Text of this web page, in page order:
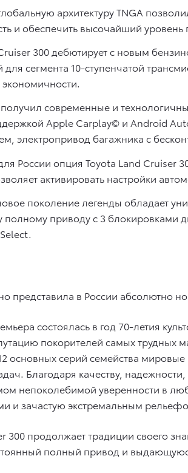
архитектуру TNGA
и обеспечить высочайший уровень
300 дебютирует с новым
для сегмента 10-ступенчатой
современные и
Apple Carplay© и Android
электропривод багажника с
России опция Toyota Land Cruiser
активировать настройки
поколение легенды обладает
полному приводу с 3
представила в России абсолютно
состоялась в год 70-летия
покорителей самых трудных
основных серий семейства
Благодаря качеству,
непоколебимой уверенности в
и зачастую экстремальным
300 продолжает традиции своего
полный привод и